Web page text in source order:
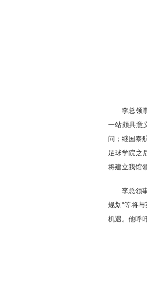
李总领
一站颇具意
问；继国泰
足球学院之
将建立我馆
李总领
规划”等将
机遇。他呼